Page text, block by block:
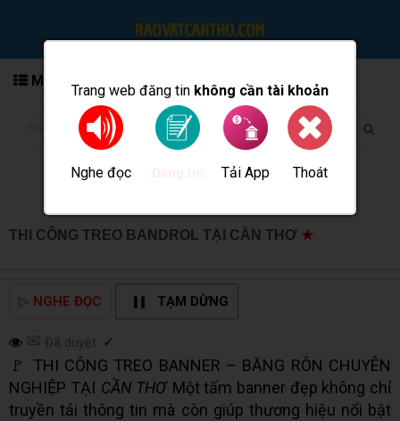
Trang web đăng tin không cần tài khoản
Nghe đọc Tải App Thoát
MENU
THI CÔNG TREO BANDROL TẠI CẦN THƠ ★
▷ NGHE ĐỌC TẠM DỪNG
✉ Đã duyệt: ✓
🚩 THI CÔNG TREO BANNER – BĂNG RÔN CHUYÊN
NGHIỆP TẠI CẦN THƠ Một tấm banner đẹp không chỉ
truyền tải thông tin mà còn giúp thương hiệu nổi bật